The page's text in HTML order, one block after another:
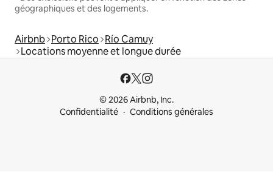
géographiques et des logements.
Airbnb Porto Rico Río Camuy
Locations moyenne et longue durée
© 2026 Airbnb, Inc.
Confidentialité
Conditions générales